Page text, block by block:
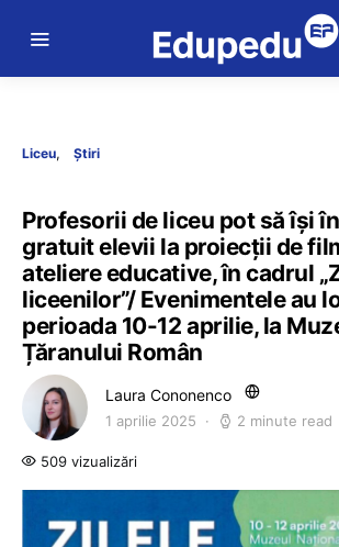
Liceu Știri
Profesorii de liceu pot să își
gratuit elevii la proiecții de
ateliere educative, în cadrul
liceenilor”/ Evenimentele au
perioada 10-12 aprilie, la
Țăranului Român
Laura Cononenco
1 aprilie 2025 2 minute read
509 vizualizări